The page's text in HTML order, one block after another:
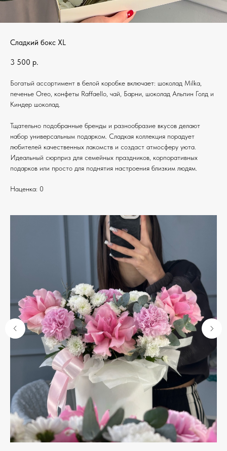
Сладкий бокс XL
3 500 р.
Богатый ассортимент в белой коробке включает: шоколад Milka,
печенье Oreo, конфеты Raffaello, чай, Барни, шоколад Альпин Голд и
Киндер шоколад.
Тщательно подобранные бренды и разнообразие вкусов делают
набор универсальным подарком. Сладкая коллекция порадует
любителей качественных лакомств и создаст атмосферу уюта.
Идеальный сюрприз для семейных праздников, корпоративных
подарков или просто для поднятия настроения близким людям.
Наценка: 0